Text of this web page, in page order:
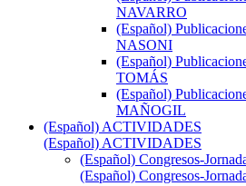
NAVARRO
(Español)
NASONI
(Español)
TOMÁS
(Español)
MAÑOGIL
(Español) ACTIVIDADES
(Español) ACTIVIDADES
(Español) Congresos-
(Español) Congresos-